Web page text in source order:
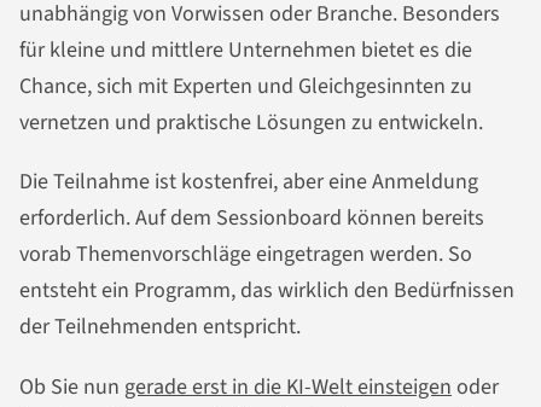
unabhängig von Vorwissen oder Branche. Besonders
für kleine und mittlere Unternehmen bietet es die
Chance, sich mit Experten und Gleichgesinnten zu
vernetzen und praktische Lösungen zu entwickeln.
Die Teilnahme ist kostenfrei, aber eine Anmeldung
erforderlich. Auf dem Sessionboard können bereits
vorab Themenvorschläge eingetragen werden. So
entsteht ein Programm, das wirklich den Bedürfnissen
der Teilnehmenden entspricht.
Ob Sie nun gerade erst in die KI-Welt einsteigenoder